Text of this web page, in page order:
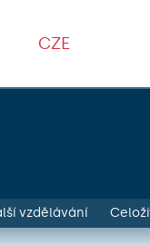
CZE
vzdělávání